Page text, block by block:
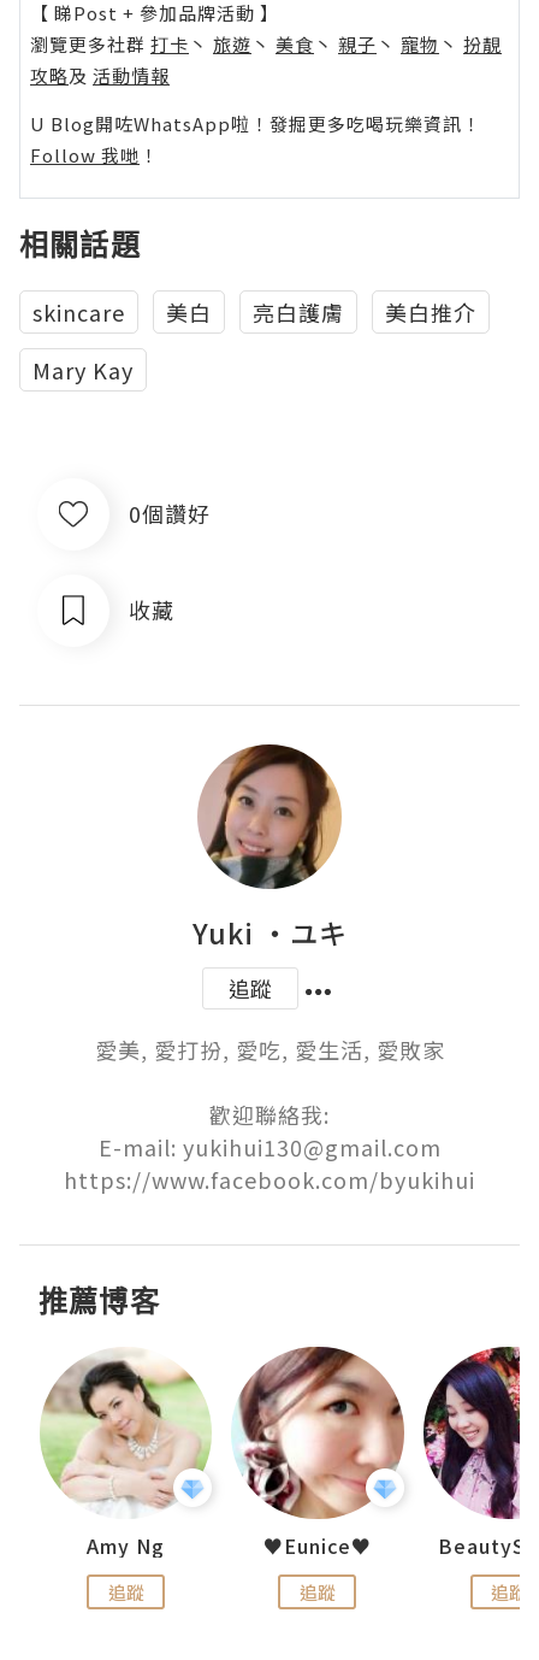
【 睇Post + 參加品牌活動 】
瀏覽更多社群 打卡 丶 旅遊 丶 美食 丶 親子 丶 寵物 丶 扮靚
攻略及 活動情報
U Blog開咗WhatsApp啦！發掘更多吃喝玩樂資訊！
Follow 我哋 ！
相關話題
skincare 美白 亮白護膚
美白推介
Mary Kay
0個讚好
收藏
Yuki ‧ユキ
追蹤
愛美, 愛打扮, 愛吃, 愛生活, 愛敗家
歡迎聯絡我:
E-mail: yukihui130@gmail.com
推薦博客
Amy Ng
追蹤
♥Eunice♥
追蹤 追蹤